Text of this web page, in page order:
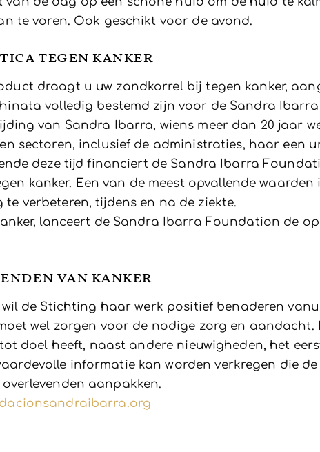
te voren. Ook geschikt voor de avond.
tegen kanker
draagt u uw zandkorrel bij tegen kanker,
volledig bestemd zijn voor de Sandra
van Sandra Ibarra, wiens meer dan 20 jaar
sectoren, inclusief de administraties, haar een
deze tijd financiert de Sandra Ibarra
kanker. Een van de meest opvallende
verbeteren, tijdens en na de ziekte.
lanceert de Sandra Ibarra Foundation de
van kanker
wil de Stichting haar werk positief benaderen
wel zorgen voor de nodige zorg en
doel heeft, naast andere nieuwigheden, het
informatie kan worden verkregen die
aanpakken.